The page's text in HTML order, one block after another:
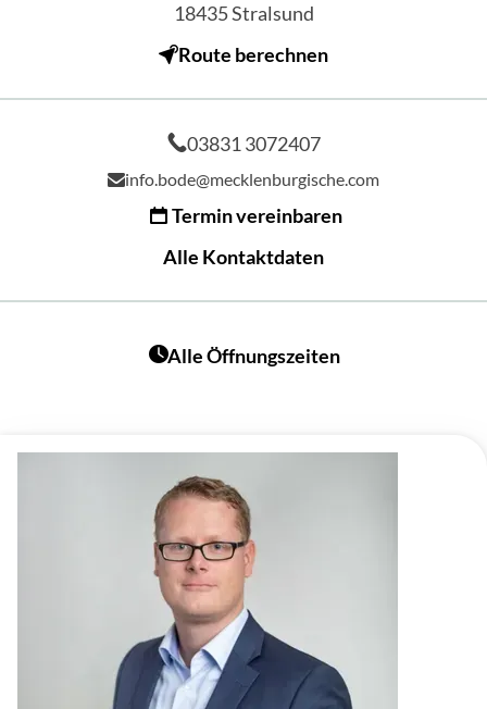
18435Stralsund
Route berechnen
03831 3072407
info.bode@mecklenburgische.com
Termin vereinbaren
Alle Kontaktdaten
Alle Öffnungszeiten